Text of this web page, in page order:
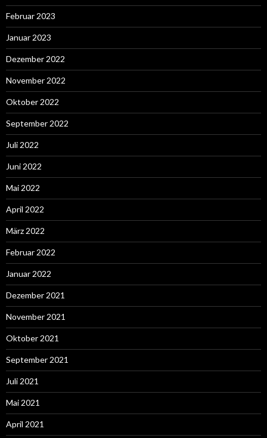
Februar 2023
Januar 2023
Dezember 2022
November 2022
Oktober 2022
September 2022
Juli 2022
Juni 2022
Mai 2022
April 2022
März 2022
Februar 2022
Januar 2022
Dezember 2021
November 2021
Oktober 2021
September 2021
Juli 2021
Mai 2021
April 2021